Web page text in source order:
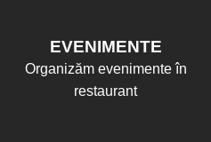
EVENIMENTE
Organizăm evenimente în
restaurant